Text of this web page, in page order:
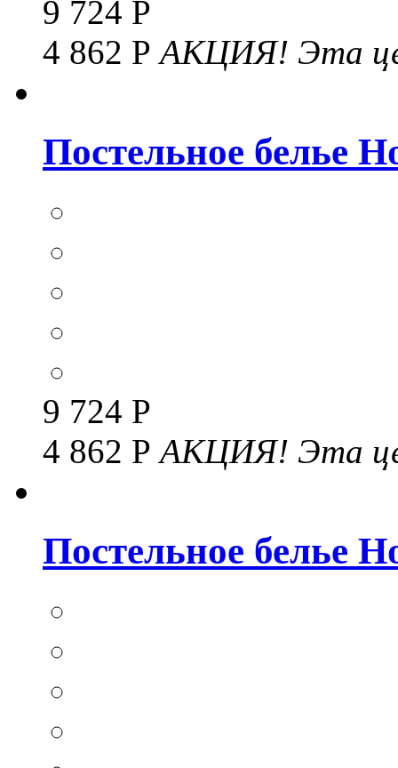
9 724 Р
4 862 РАКЦИЯ! Эта
Постельное белье
9 724 Р
4 862 РАКЦИЯ! Эта
Постельное белье